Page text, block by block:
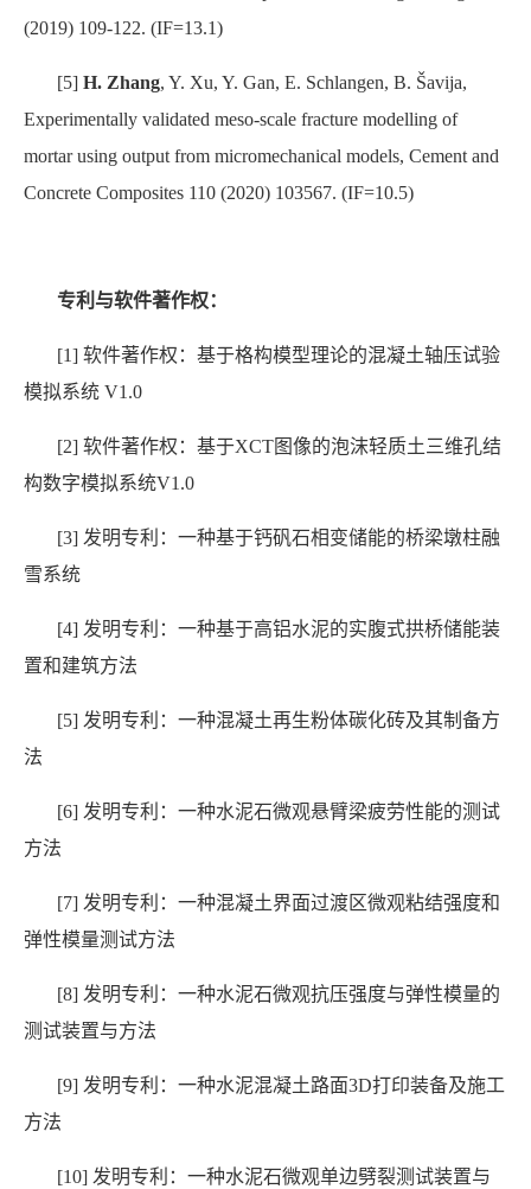
(2019) 109-122. (IF=13.1)
[5] H. Zhang, Y. Xu, Y. Gan, E. Schlangen, B. Šavija,
Experimentally validated meso-scale fracture modelling of
mortar using output from micromechanical models, Cement and
Concrete Composites 110 (2020) 103567. (IF=10.5)
专利与软件著作权：
[1] 软件著作权：基于格构模型理论的混凝土轴压试验
模拟系统 V1.0
[2] 软件著作权： 基于XCT图像的泡沫轻质土三维孔结
构数字模拟系统V1.0
[3] 发明专利：一种基于钙矾石相变储能的桥梁墩柱融
雪系统
[4] 发明专利：一种基于高铝水泥的实腹式拱桥储能装
置和建筑方法
[5] 发明专利：一种混凝土再生粉体碳化砖及其制备方
法
[6] 发明专利：一种水泥石微观悬臂梁疲劳性能的测试
方法
[7] 发明专利：一种混凝土界面过渡区微观粘结强度和
弹性模量测试方法
[8] 发明专利：一种水泥石微观抗压强度与弹性模量的
测试装置与方法
[9] 发明专利：一种水泥混凝土路面3D打印装备及施工
方法
[10] 发明专利：一种水泥石微观单边劈裂测试装置与